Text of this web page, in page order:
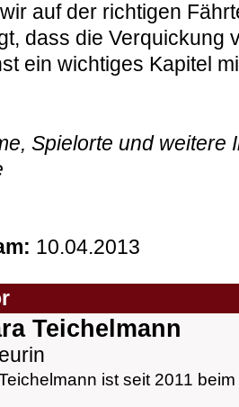
auf der richtigen
dass die Verquickung
ein wichtiges Kapitel
Spielorte und weitere
10.04.2013
Teichelmann
ist seit 2011